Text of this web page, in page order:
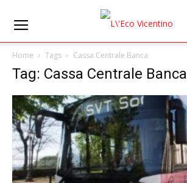
Home Tags Cassa Centrale Banca
Tag: Cassa Centrale Banca